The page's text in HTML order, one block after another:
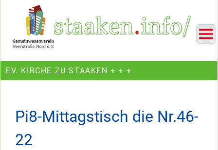
Ein Projekt des Gemeinwesenvereins Heerstraße Nord
EV. KIRCHE ZU STAAKEN + + +
Pi8-Mittagstisch die Nr.46-
22